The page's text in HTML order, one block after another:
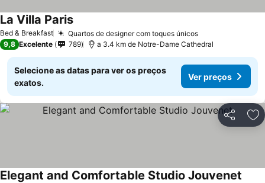
Bed & Breakfast Quartos de designer com toques únicos
La Villa Paris
9,8 Excelente 789 a 3.4 km de Notre-Dame Cathedral
Selecione as datas para ver os preços
exatos.
Ver preços
Partilhar
Elegant and Comfortable Studio Jouvenet